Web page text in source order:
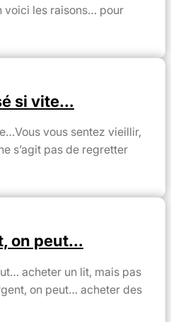
voici les raisons… pour
si vite…
vous sentez vieillir,
s’agit pas de regretter
on peut…
acheter un lit, mais pas
on peut… acheter des